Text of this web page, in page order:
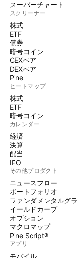
スーパーチャート
スクリーナー
株式
ETF
債券
暗号コイン
CEXペア
DEXペア
Pine
ヒートマップ
株式
ETF
暗号コイン
カレンダー
経済
決算
配当
IPO
その他プロダクト
ニュースフロー
ポートフォリオ
ファンダメンタルグ
イールドカーブ
オプション
マクロマップ
Pine Script®
アプリ
モバイル